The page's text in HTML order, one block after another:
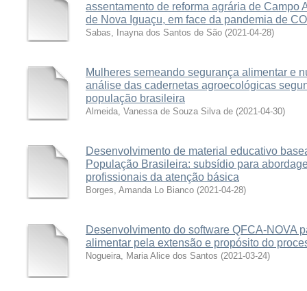
assentamento de reforma agrária de Campo
de Nova Iguaçu, em face da pandemia de
Sabas, Inayna dos Santos de São (2021-04-28)
Mulheres semeando segurança alimentar e
análise das cadernetas agroecológicas
população brasileira
Almeida, Vanessa de Souza Silva de (2021-04-30)
Desenvolvimento de material educativo
População Brasileira: subsídio para
profissionais da atenção básica
Borges, Amanda Lo Bianco (2021-04-28)
Desenvolvimento do software QFCA-NOVA
alimentar pela extensão e propósito do
Nogueira, Maria Alice dos Santos (2021-03-24)